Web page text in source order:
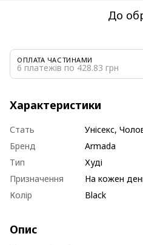
До
ОПЛАТА ЧАСТИНАМИ
6 платежів по 428.83 грн
Характеристики
Стать
Унісекс,
Бренд
Armada
Тип
Худі
Призначення
На кожен
Колір
Black
Опис